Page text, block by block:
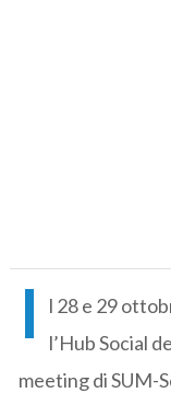
I
l 28 e 29
l’Hub Social
meeting di SUM-